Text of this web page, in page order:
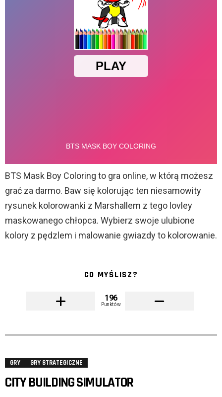
BTS Mask Boy Coloring to gra online, w którą możesz
grać za darmo. Baw się kolorując ten niesamowity
rysunek kolorowanki z Marshallem z tego lovley
maskowanego chłopca. Wybierz swoje ulubione
kolory z pędzlem i malowanie gwiazdy to kolorowanie.
CO MYŚLISZ?
196
Punktów
GRY GRY STRATEGICZNE
CITY BUILDING SIMULATOR